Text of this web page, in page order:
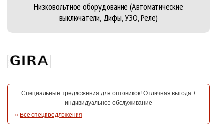
Низковольтное оборудование (Автоматические
выключатели, Дифы, УЗО, Реле)
Специальные предложения для оптовиков! Отличная выгода +
индивидуальное обслуживание
» Все спецпредложения